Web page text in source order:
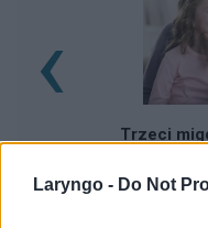
Laryngo - Do Not
Trzeci
‹